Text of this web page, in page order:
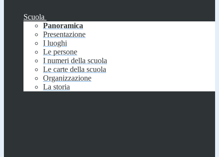
Scuola
Panoramica
Presentazione
I luoghi
Le persone
I numeri della scuola
Le carte della scuola
Organizzazione
La storia